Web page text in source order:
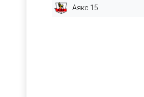
Аякс 15